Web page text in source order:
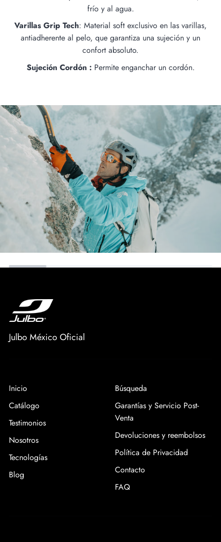
frío y al agua.
Varillas Grip Tech: Material soft exclusivo en las varillas,
antiadherente al pelo, que garantiza una sujeción y un
confort absoluto.
Sujeción Cordón : Permite enganchar un cordón.
Julbo México Oficial
Inicio
Catálogo
Testimonios
Nosotros
Tecnologías
Blog
Búsqueda
Garantías y Servicio Post-
Venta
Devoluciones y reembolsos
Política de Privacidad
Contacto
FAQ